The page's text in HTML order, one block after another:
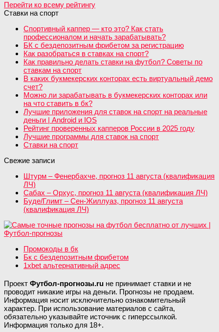
Перейти ко всему рейтингу
Ставки на спорт
Спортивный каппер — кто это? Как стать
профессионалом и начать зарабатывать?
БК с бездепозитным фрибетом за регистрацию
Как разобраться в ставках на спорт?
Как правильно делать ставки на футбол? Советы по
ставкам на спорт
В каких букмекерских конторах есть виртуальный демо
счет?
Можно ли зарабатывать в букмекерских конторах или
на что ставить в бк?
Лучшие приложения для ставок на спорт на реальные
деньги | Android и IOS
Рейтинг проверенных капперов России в 2025 году
Лучшие программы для ставок на спорт
Ставки на спорт
Свежие записи
Штурм – Фенербахче, прогноз 11 августа (квалификация
ЛЧ)
Сабах – Орхус, прогноз 11 августа (квалификация ЛЧ)
Буде/Глимт – Сен-Жиллуаз, прогноз 11 августа
(квалификация ЛЧ)
Промокоды в бк
Бк с бездепозитным фрибетом
1xbet альтернативный адрес
Проект Футбол-прогнозы.ru не принимает ставки и не
проводит никакие игры на деньги. Прогнозы не продаем.
Информация носит исключительно ознакомительный
характер. При использование материалов с сайта,
обязательно указывайте источник с гиперссылкой.
Информация только для 18+.